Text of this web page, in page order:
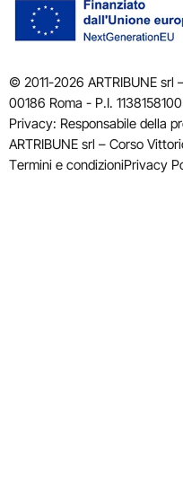
© 2011-2026 ARTRIBUNE srl
00186 Roma - P.I.
Privacy: Responsabile della
ARTRIBUNE srl – Corso
Termini e condizioniPrivacy